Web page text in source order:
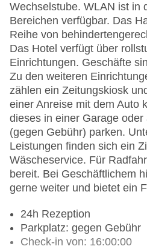
Wechselstube. WLAN ist in
Bereichen verfügbar. Das
Reihe von
Das Hotel verfügt über
Einrichtungen. Geschäfte
Zu den weiteren
zählen ein Zeitungskiosk
einer Anreise mit dem Auto
dieses in einer Garage
(gegen Gebühr) parken.
Leistungen finden sich ein
Wäscheservice. Für
bereit. Bei Geschäftlichem
gerne weiter und bietet ein
24h Rezeption
Parkplatz: gegen Gebühr
Check-in von: 16:00:00